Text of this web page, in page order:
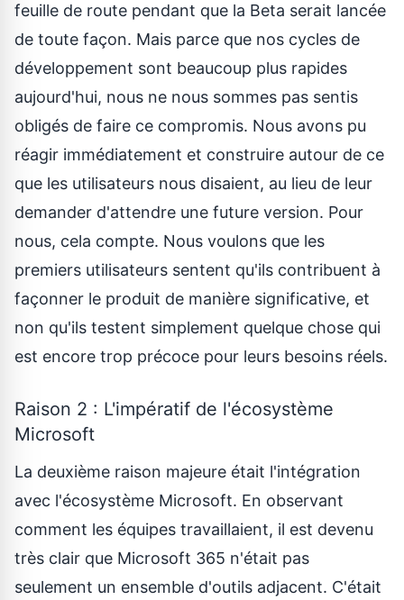
feuille de route pendant que la Beta serait lancée
de toute façon. Mais parce que nos cycles de
développement sont beaucoup plus rapides
aujourd'hui, nous ne nous sommes pas sentis
obligés de faire ce compromis. Nous avons pu
réagir immédiatement et construire autour de ce
que les utilisateurs nous disaient, au lieu de leur
demander d'attendre une future version. Pour
nous, cela compte. Nous voulons que les
premiers utilisateurs sentent qu'ils contribuent à
façonner le produit de manière significative, et
non qu'ils testent simplement quelque chose qui
est encore trop précoce pour leurs besoins réels.
Raison 2 : L'impératif de l'écosystème
Microsoft
La deuxième raison majeure était l'intégration
avec l'écosystème Microsoft. En observant
comment les équipes travaillaient, il est devenu
très clair que Microsoft 365 n'était pas
seulement un ensemble d'outils adjacent. C'était